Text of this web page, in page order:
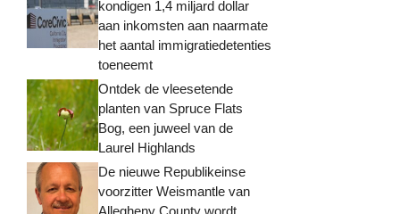
kondigen 1,4 miljard dollar
aan inkomsten aan naarmate
het aantal immigratiedetenties
toeneemt
Ontdek de vleesetende
planten van Spruce Flats
Bog, een juweel van de
Laurel Highlands
De nieuwe Republikeinse
voorzitter Weismantle van
Allegheny County wordt